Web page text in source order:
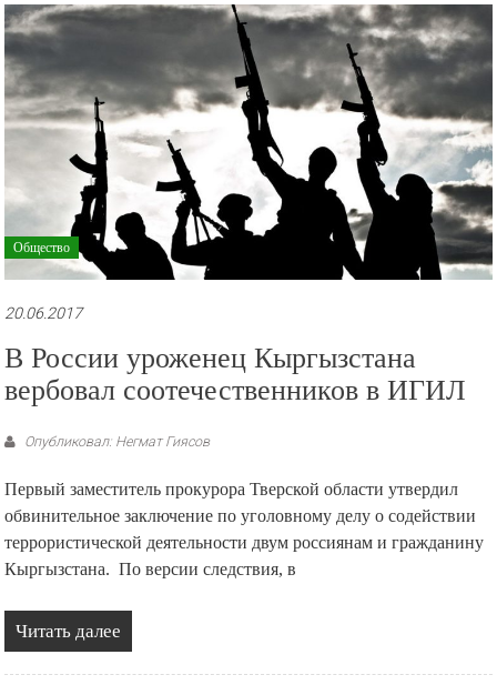
рекламные
ролики
и
презентации.
Общество
20.06.2017
В России уроженец Кыргызстана
вербовал соотечественников в ИГИЛ
Опубликовал: Негмат Гиясов
Первый заместитель прокурора Тверской области утвердил
обвинительное заключение по уголовному делу о содействии
террористической деятельности двум россиянам и гражданину
Кыргызстана. По версии следствия, в
Читать далее